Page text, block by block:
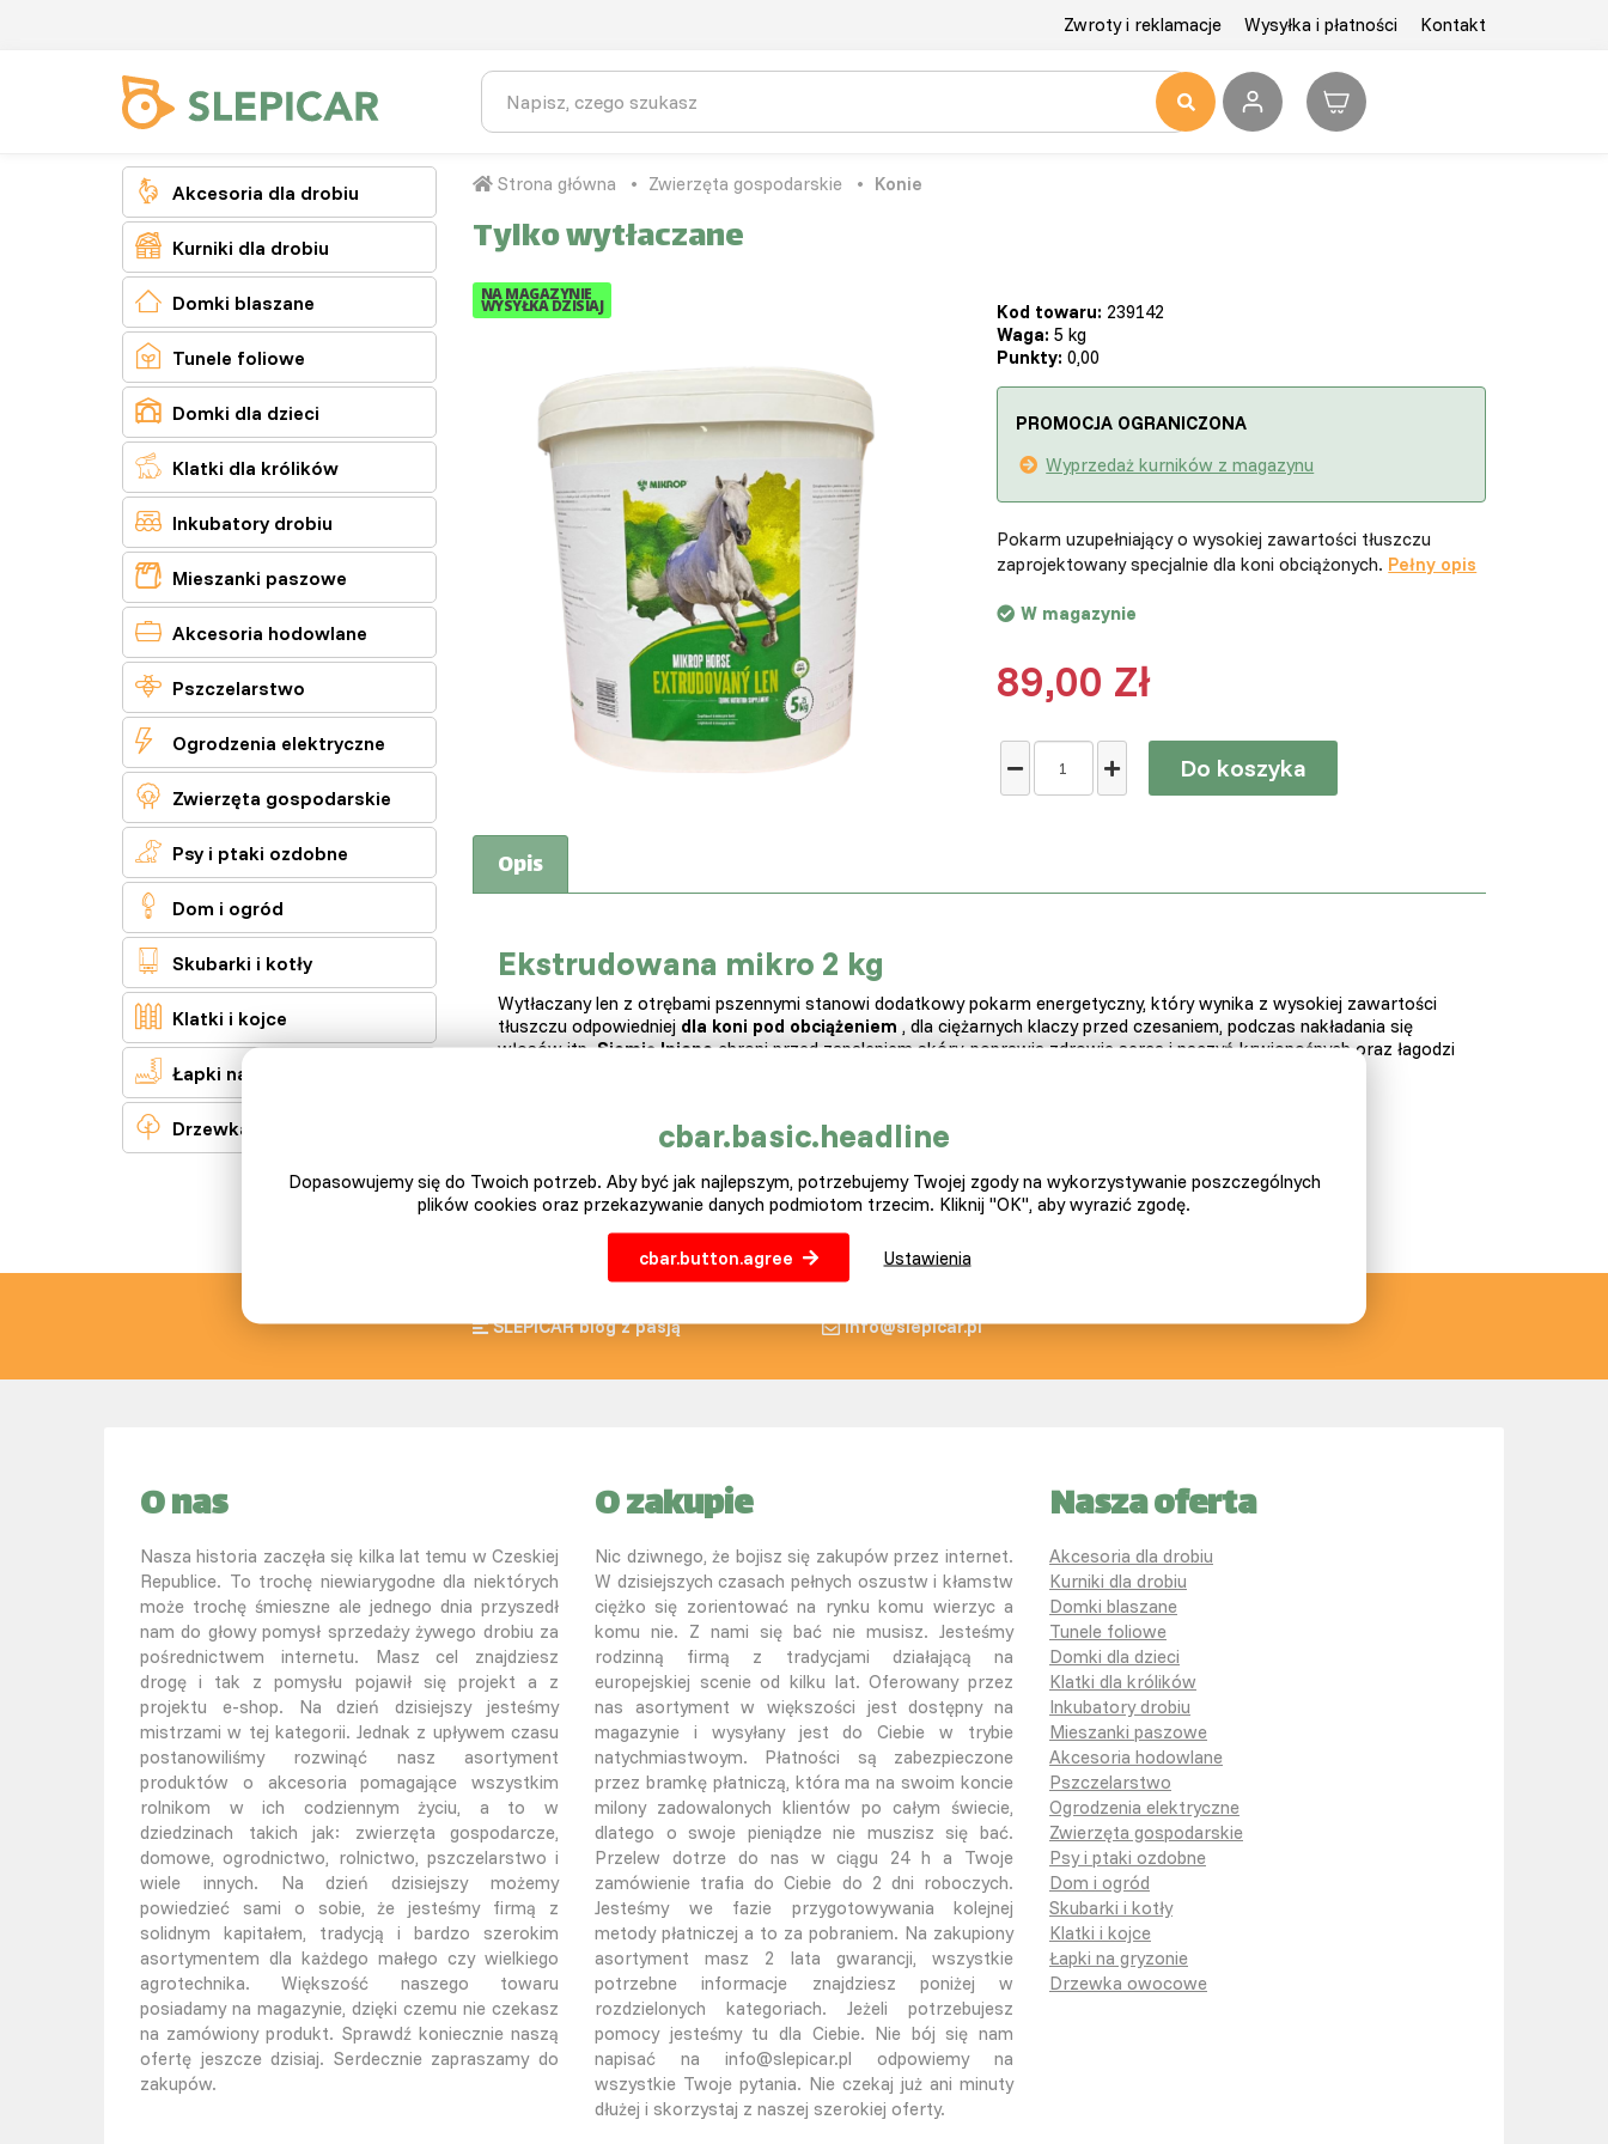
Zwroty i reklamacje Wysyłka i płatności Kontakt
 Akcesoria dla drobiu
 Kurniki dla drobiu
 Domki blaszane
 Tunele foliowe
 Domki dla dzieci
 Klatki dla królików
 Inkubatory drobiu
 Mieszanki paszowe
 Akcesoria hodowlane
 Pszczelarstwo
 Ogrodzenia elektryczne
 Zwierzęta gospodarskie
 Psy i ptaki ozdobne
 Dom i ogród
 Skubarki i kotły
 Klatki i kojce
 Łapki na gryzonie
 Drzewka owocowe
Strona główna Zwierzęta gospodarskie Konie
Tylko wytłaczane
NA MAGAZYNIE
WYSYŁKA DZISIAJ Kod towaru: 239142
Waga: 5 kg
Punkty: 0,00
PROMOCJA OGRANICZONA
Wyprzedaż kurników z magazynu
Pokarm uzupełniający o wysokiej zawartości tłuszczu
zaprojektowany specjalnie dla koni obciążonych. Pełny opis
W magazynie
89,00 Zł
Do koszyka
Opis
Ekstrudowana mikro 2 kg
Wytłaczany len z otrębami pszennymi stanowi dodatkowy pokarm energetyczny, który wynika z wysokiej zawartości
tłuszczu odpowiedniej dla koni pod obciążeniem , dla ciężarnych klaczy przed czesaniem, podczas nakładania się
włosów itp.Siemię lnianechroni przed zapaleniem skóry, poprawia zdrowie serca i naczyń krwionośnych oraz łagodzi
150 g / konia dziennie.
Wytłaczany len nie jest gotowany na parze ani nie jest gotowany, a jedynie wlewa się go do paszy.
SLEPICAR blog z pasją info@slepicar.pl
O nas
Nasza historia zaczęła się kilka lat temu w Czeskiej
Republice. To trochę niewiarygodne dla niektórych
może trochę śmieszne ale jednego dnia przyszedł
nam do głowy pomysł sprzedaży żywego drobiu za
pośrednictwem internetu. Masz cel znajdziesz
drogę i tak z pomysłu pojawił się projekt a z
projektu e-shop. Na dzień dzisiejszy jesteśmy
mistrzami w tej kategorii. Jednak z upływem czasu
postanowiliśmy rozwinąć nasz asortyment
produktów o akcesoria pomagające wszystkim
rolnikom w ich codziennym życiu, a to w
dziedzinach takich jak: zwierzęta gospodarcze,
domowe, ogrodnictwo, rolnictwo, pszczelarstwo i
wiele innych. Na dzień dzisiejszy możemy
powiedzieć sami o sobie, że jesteśmy firmą z
solidnym kapitałem, tradycją i bardzo szerokim
asortymentem dla każdego małego czy wielkiego
agrotechnika. Większość naszego towaru
posiadamy na magazynie, dzięki czemu nie czekasz
na zamówiony produkt. Sprawdź koniecznie naszą
ofertę jeszcze dzisiaj. Serdecznie zapraszamy do
zakupów.
O zakupie
Nic dziwnego, że bojisz się zakupów przez internet.
W dzisiejszych czasach pełnych oszustw i kłamstw
ciężko się zorientować na rynku komu wierzyc a
komu nie. Z nami się bać nie musisz. Jesteśmy
rodzinną firmą z tradycjami działającą na
europejskiej scenie od kilku lat. Oferowany przez
nas asortyment w większości jest dostępny na
magazynie i wysyłany jest do Ciebie w trybie
natychmiastwoym. Płatności są zabezpieczone
przez bramkę płatniczą, która ma na swoim koncie
milony zadowalonych klientów po całym świecie,
dlatego o swoje pieniądze nie muszisz się bać.
Przelew dotrze do nas w ciągu 24 h a Twoje
zamówienie trafia do Ciebie do 2 dni roboczych.
Jesteśmy we fazie przygotowywania kolejnej
metody płatniczej a to za pobraniem. Na zakupiony
asortyment masz 2 lata gwarancji, wszystkie
potrzebne informacje znajdziesz poniżej w
rozdzielonych kategoriach. Jeżeli potrzebujesz
pomocy jesteśmy tu dla Ciebie. Nie bój się nam
napisać na info@slepicar.pl odpowiemy na
wszystkie Twoje pytania. Nie czekaj już ani minuty
dłużej i skorzystaj z naszej szerokiej oferty.
Nasza oferta
Akcesoria dla drobiu
Kurniki dla drobiu
Domki blaszane
Tunele foliowe
Domki dla dzieci
Klatki dla królików
Inkubatory drobiu
Mieszanki paszowe
Akcesoria hodowlane
Pszczelarstwo
Ogrodzenia elektryczne
Zwierzęta gospodarskie
Psy i ptaki ozdobne
Dom i ogród
Skubarki i kotły
Klatki i kojce
Łapki na gryzonie
Drzewka owocowe
cbar.basic.headline
Dopasowujemy się do Twoich potrzeb. Aby być jak najlepszym, potrzebujemy Twojej zgody na wykorzystywanie poszczególnych
plików cookies oraz przekazywanie danych podmiotom trzecim. Kliknij "OK", aby wyrazić zgodę.
cbar.button.agree Ustawienia